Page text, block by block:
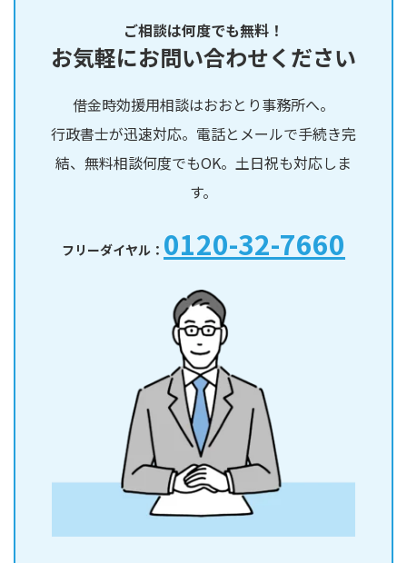
ご相談は何度でも無料！
お気軽にお問い合わせください
借金時効援用相談はおおとり事務所へ。
行政書士が迅速対応。電話とメールで手続き完
結、無料相談何度でもOK。土日祝も対応しま
す。
フリーダイヤル： 0120-32-7660